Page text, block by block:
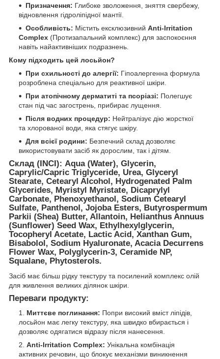
Призначення: Глибоке зволоження, зняття свербежу,
відновлення гідроліпідної мантії.
Особливість: Містить ексклюзивний Anti-Irritation
Complex (Протизапальний комплекс) для заспокоєння
навіть найактивніших подразнень.
Кому підходить цей лосьйон?
При схильності до алергії: Гіпоалергенна формула
розроблена спеціально для реактивної шкіри.
При атопічному дерматиті та псоріазі: Полегшує
стан під час загострень, прибирає лущення.
Після водних процедур: Нейтралізує дію жорсткої
та хлорованої води, яка стягує шкіру.
Для всієї родини: Безпечний склад дозволяє
використовувати засіб як дорослим, так і дітям.
Склад (INCI): Aqua (Water), Glycerin,
Caprylic/Capric Triglyceride, Urea, Glyceryl
Stearate, Cetearyl Alcohol, Hydrogenated Palm
Glycerides, Myristyl Myristate, Dicaprylyl
Carbonate, Phenoxyethanol, Sodium Cetearyl
Sulfate, Panthenol, Jojoba Esters, Butyrospermum
Parkii (Shea) Butter, Allantoin, Helianthus Annuus
(Sunflower) Seed Wax, Ethylhexylglycerin,
Tocopheryl Acetate, Lactic Acid, Xanthan Gum,
Bisabolol, Sodium Hyaluronate, Acacia Decurrens
Flower Wax, Polyglycerin-3, Ceramide NP,
Squalane, Phytosterols.
Засіб має більш рідку текстуру та посилений комплекс олій
для живлення великих ділянок шкіри.
Переваги продукту:
Миттєве поглинання: Попри високий вміст ліпідів,
лосьйон має легку текстуру, яка швидко вбирається і
дозволяє одягатися відразу після нанесення.
Anti-Irritation Complex: Унікальна комбінація
активних речовин, що блокує механізми виникнення